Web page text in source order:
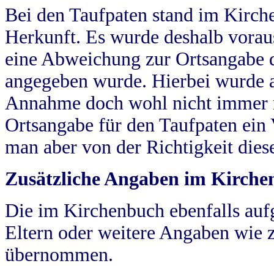
Bei den Taufpaten stand im
Herkunft. Es wurde deshalb
eine Abweichung zur
angegeben wurde. Hierbei wurde
Annahme doch wohl nicht
Ortsangabe für den Taufpaten
man aber von der Richtigkeit
Zusätzliche Angaben im
Die im Kirchenbuch ebenfalls
Eltern oder weitere Angaben wie
übernommen.